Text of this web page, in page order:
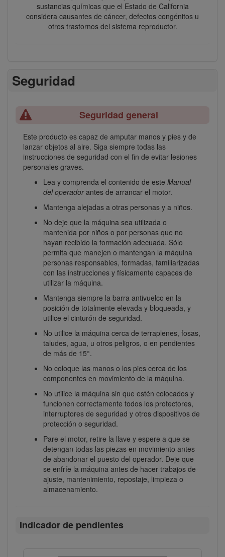
sustancias químicas que el Estado de California
considera causantes de cáncer, defectos congénitos u
otros trastornos del sistema reproductor.
Seguridad
Seguridad general
Este producto es capaz de amputar manos y pies y de
lanzar objetos al aire. Siga siempre todas las
instrucciones de seguridad con el fin de evitar lesiones
personales graves.
Lea y comprenda el contenido de este Manual
del operadorantes de arrancar el motor.
Mantenga alejadas a otras personas y a niños.
No deje que la máquina sea utilizada o
mantenida por niños o por personas que no
hayan recibido la formación adecuada. Sólo
permita que manejen o mantengan la máquina
personas responsables, formadas, familiarizadas
con las instrucciones y físicamente capaces de
utilizar la máquina.
Mantenga siempre la barra antivuelco en la
posición de totalmente elevada y bloqueada, y
utilice el cinturón de seguridad.
No utilice la máquina cerca de terraplenes, fosas,
taludes, agua, u otros peligros, o en pendientes
de más de 15°.
No coloque las manos o los pies cerca de los
componentes en movimiento de la máquina.
No utilice la máquina sin que estén colocados y
funcionen correctamente todos los protectores,
interruptores de seguridad y otros dispositivos de
protección o seguridad.
Pare el motor, retire la llave y espere a que se
detengan todas las piezas en movimiento antes
de abandonar el puesto del operador. Deje que
se enfríe la máquina antes de hacer trabajos de
ajuste, mantenimiento, repostaje, limpieza o
almacenamiento.
Indicador de pendientes